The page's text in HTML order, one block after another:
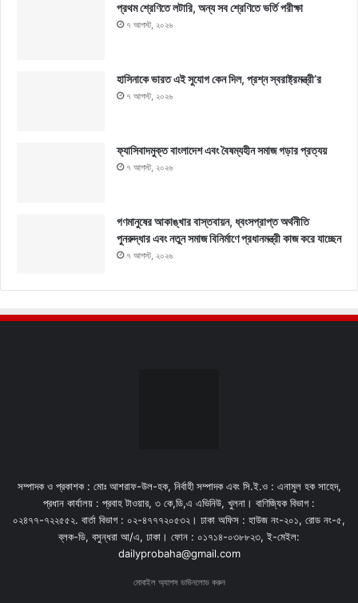
প্রথম শ্রেণিতে লটারি, অন্য সব শ্রেণিতে ভর্তি পরীক্ষা
৭ আগস্ট, ২০২৬
হাসিনাকে ভারত এই সুযোগ কেন দিল, প্রশ্ন স্বরাষ্ট্রমন্ত্রী’র
৭ আগস্ট, ২০২৬
ফ্যাসিবাদমুক্ত বাংলাদেশ এবং বৈষম্যহীন সমাজ গড়ার প্রত্যয়
৭ আগস্ট, ২০২৬
গণমানুষের আকাঙ্খার বাস্তবায়ন, ধ্বংসপ্রাপ্ত অর্থনীতি
পুনরুদ্ধার এবং নতুন সমাজ বিনির্মাণে প্রধানমন্ত্রী কাজ করে যাচ্ছেন
৭ আগস্ট, ২০২৬
সম্পাদক ও প্রকাশক : মোঃ আশরাফ-উল-হক, নির্বাহী সম্পাদক এবং সি.ই.ও : এনামুল হক সাহেদ,
প্রধান কার্যালয় : প্রবাহ টাওয়ার, ৩ কে,ডি,এ এভিনিউ, খুলনা। বাণিজ্যিক বিভাগ :
০২৪৭৭-৭২২৫৫২. বার্তা বিভাগ : ০২-৪৭৭৭২০৫৩২। ঢাকা অফিস : হাউজ নং-২০১, রোড নং-৫,
ব্লক-ডি, বসুন্ধরা আ/এ, ঢাকা। ফোন : ০১৭১৪-০৩৮৮২৩, ই-মেইল:
dailyprobaha@gmail.com
মোবাইল অ্যাপস ডাউনলোড করুন